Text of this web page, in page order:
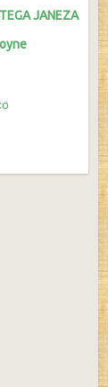
JANEZA